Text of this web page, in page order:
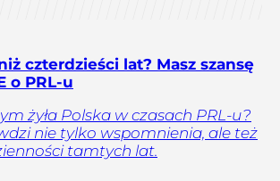
czterdzieści lat? Masz szansę
o PRL-u
żyła Polska w czasach PRL-u?
nie tylko wspomnienia, ale też
tamtych lat.